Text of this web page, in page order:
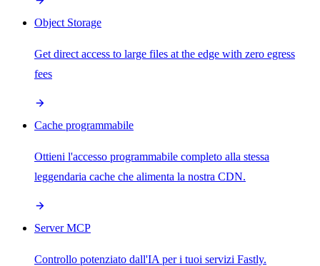
Object Storage
Get direct access to large files at the edge with zero egress
fees
Cache programmabile
Ottieni l'accesso programmabile completo alla stessa
leggendaria cache che alimenta la nostra CDN.
Server MCP
Controllo potenziato dall'IA per i tuoi servizi Fastly.